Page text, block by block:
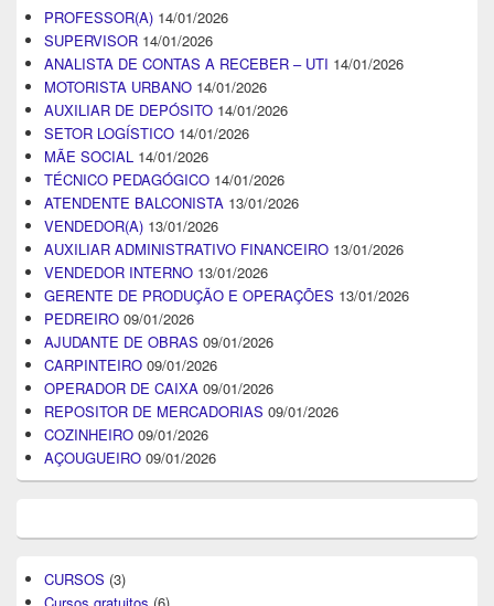
PROFESSOR(A) 14/01/2026
SUPERVISOR 14/01/2026
ANALISTA DE CONTAS A RECEBER – UTI 14/01/2026
MOTORISTA URBANO 14/01/2026
AUXILIAR DE DEPÓSITO 14/01/2026
SETOR LOGÍSTICO 14/01/2026
MÃE SOCIAL 14/01/2026
TÉCNICO PEDAGÓGICO 14/01/2026
ATENDENTE BALCONISTA 13/01/2026
VENDEDOR(A) 13/01/2026
AUXILIAR ADMINISTRATIVO FINANCEIRO 13/01/2026
VENDEDOR INTERNO 13/01/2026
GERENTE DE PRODUÇÃO E OPERAÇÕES 13/01/2026
PEDREIRO 09/01/2026
AJUDANTE DE OBRAS 09/01/2026
CARPINTEIRO 09/01/2026
OPERADOR DE CAIXA 09/01/2026
REPOSITOR DE MERCADORIAS 09/01/2026
COZINHEIRO 09/01/2026
AÇOUGUEIRO 09/01/2026
CURSOS (3)